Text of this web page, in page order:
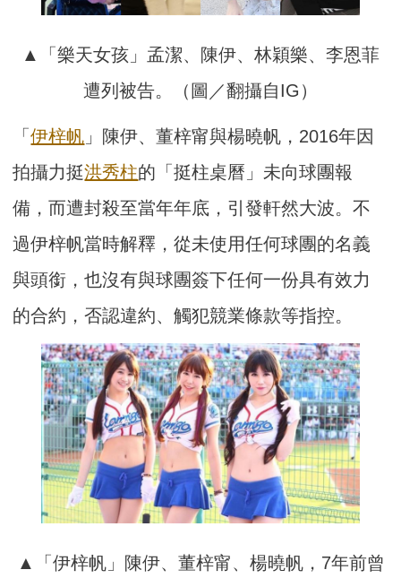
▲「樂天女孩」孟潔、陳伊、林穎樂、李恩菲
遭列被告。（圖／翻攝自IG）
「伊梓帆 」陳伊、董梓甯與楊曉帆，2016年因
拍攝力挺洪秀柱的「挺柱桌曆」未向球團報
備，而遭封殺至當年年底，引發軒然大波。不
過伊梓帆當時解釋，從未使用任何球團的名義
與頭銜，也沒有與球團簽下任何一份具有效力
的合約，否認違約、觸犯競業條款等指控。
▲「伊梓帆」陳伊、董梓甯、楊曉帆，7年前曾